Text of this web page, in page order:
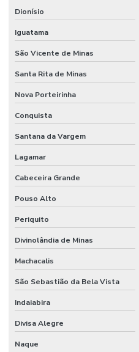
Dionísio
Iguatama
São Vicente de Minas
Santa Rita de Minas
Nova Porteirinha
Conquista
Santana da Vargem
Lagamar
Cabeceira Grande
Pouso Alto
Periquito
Divinolândia de Minas
Machacalis
São Sebastião da Bela Vista
Indaiabira
Divisa Alegre
Naque